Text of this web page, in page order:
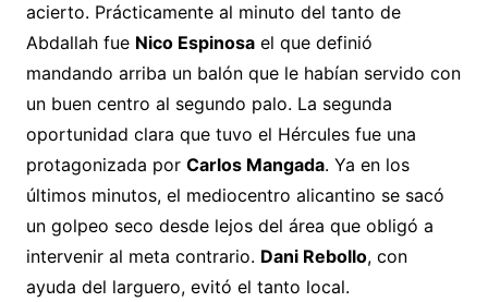
acierto. Prácticamente al minuto del tanto de
Abdallah fue Nico Espinosael que definió
mandando arriba un balón que le habían servido con
un buen centro al segundo palo. La segunda
oportunidad clara que tuvo el Hércules fue una
protagonizada por Carlos Mangada. Ya en los
últimos minutos, el mediocentro alicantino se sacó
un golpeo seco desde lejos del área que obligó a
intervenir al meta contrario. Dani Rebollo, con
ayuda del larguero, evitó el tanto local.